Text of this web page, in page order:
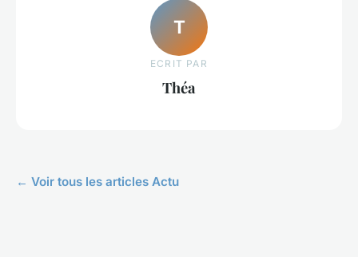
T
ECRIT PAR
Théa
← Voir tous les articles Actu